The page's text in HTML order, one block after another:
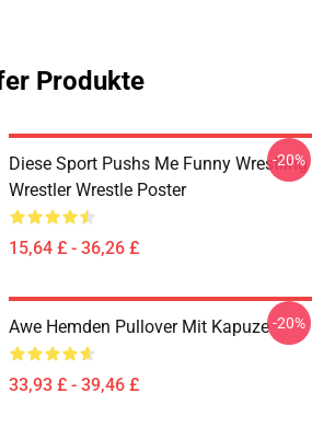
Produkte
Diese Sport Pushs Me Funny Wrestling
Wrestler Wrestle Poster
15,64 £ - 36,26 £
-20%
Awe Hemden Pullover Mit Kapuze
33,93 £ - 39,46 £
-20%